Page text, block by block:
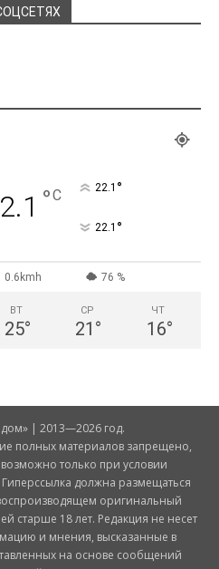
°C 22.1 °
22.1 °
0.6kmh 76 %
ВТ
25°
СР
21 °
ЧТ
16°
| 2013—2026 год.
полных материалов запрещено,
только при условии
должна размещаться
оригинальный
старше 18 лет. Редакция не несет
и мнения, высказанные в
на основе сообщений